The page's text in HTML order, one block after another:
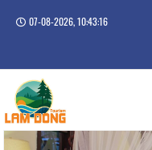
07-08-2026, 10:43:16